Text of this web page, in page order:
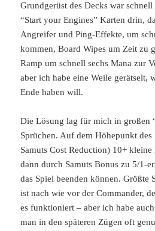
Grundgerüst des Decks war
“Start your Engines” Karten drin,
Angreifer und Ping-Effekte, um
kommen, Board Wipes um Zeit zu
Ramp um schnell sechs Mana zur
aber ich habe eine Weile gerätselt,
Ende haben will.
Die Lösung lag für mich in großen
Sprüchen. Auf dem Höhepunkt
Samuts Cost Reduction) 10+
dann durch Samuts Bonus zu 5/1-
das Spiel beenden können. Größte
ist nach wie vor der Commander,
es funktioniert – aber ich habe
man in den späteren Zügen oft